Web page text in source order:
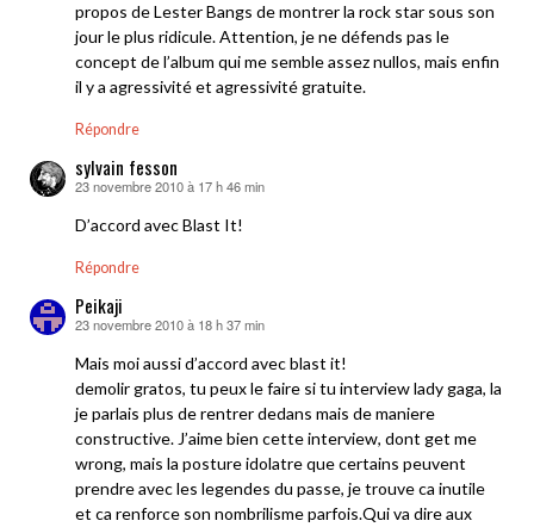
propos de Lester Bangs de montrer la rock star sous son
jour le plus ridicule. Attention, je ne défends pas le
concept de l’album qui me semble assez nullos, mais enfin
il y a agressivité et agressivité gratuite.
Répondre
sylvain fesson
dit :
23 novembre 2010 à 17 h 46 min
D’accord avec Blast It!
Répondre
Peikaji
dit :
23 novembre 2010 à 18 h 37 min
Mais moi aussi d’accord avec blast it!
demolir gratos, tu peux le faire si tu interview lady gaga, la
je parlais plus de rentrer dedans mais de maniere
constructive. J’aime bien cette interview, dont get me
wrong, mais la posture idolatre que certains peuvent
prendre avec les legendes du passe, je trouve ca inutile
et ca renforce son nombrilisme parfois.Qui va dire aux